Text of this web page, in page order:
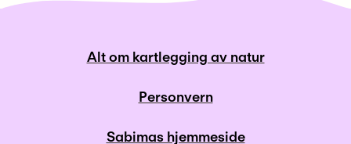
Alt om kartlegging av natur
Personvern
Sabimas hjemmeside